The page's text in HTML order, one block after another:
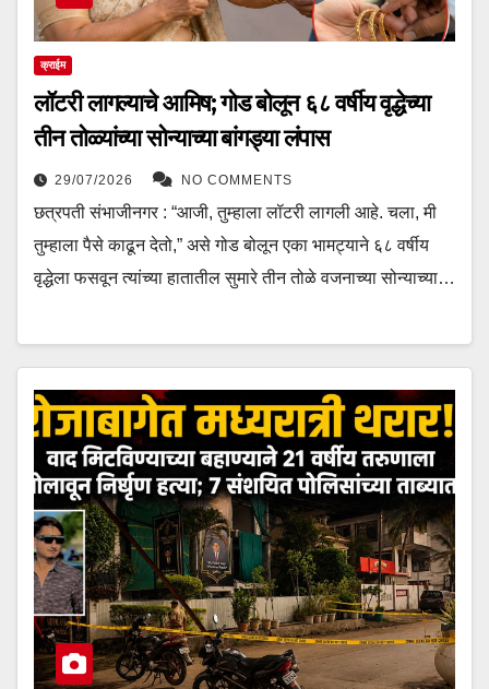
क्राईम
लॉटरी लागल्याचे आमिष; गोड बोलून ६८ वर्षीय वृद्धेच्या
तीन तोळ्यांच्या सोन्याच्या बांगड्या लंपास
29/07/2026 NO COMMENTS
छत्रपती संभाजीनगर : “आजी, तुम्हाला लॉटरी लागली आहे. चला, मी
तुम्हाला पैसे काढून देतो,” असे गोड बोलून एका भामट्याने ६८ वर्षीय
वृद्धेला फसवून त्यांच्या हातातील सुमारे तीन तोळे वजनाच्या सोन्याच्या…